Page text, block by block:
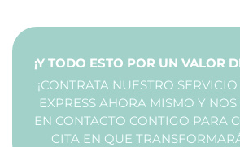
¡Y TODO ESTO POR UN VALOR
¡CONTRATA NUESTRO
EXPRESS AHORA MISMO Y
EN CONTACTO CONTIGO PARA
CITA EN QUE